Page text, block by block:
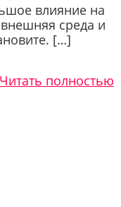
влияние на
среда и
[…]
Читать полностью